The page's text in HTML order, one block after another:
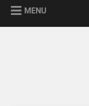
MENU